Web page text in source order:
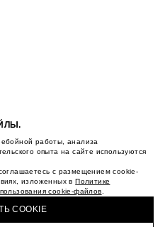
работы, анализа
опыта на сайте используются
с размещением cookie-
изложенных вПолитике
cookie-файлов
COOKIE
ПОДАРОЧНЫХ
В МАГАЗИНЕ MAAG